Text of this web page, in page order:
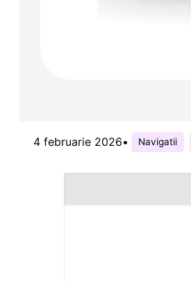
4 februarie 2026• Navigatii